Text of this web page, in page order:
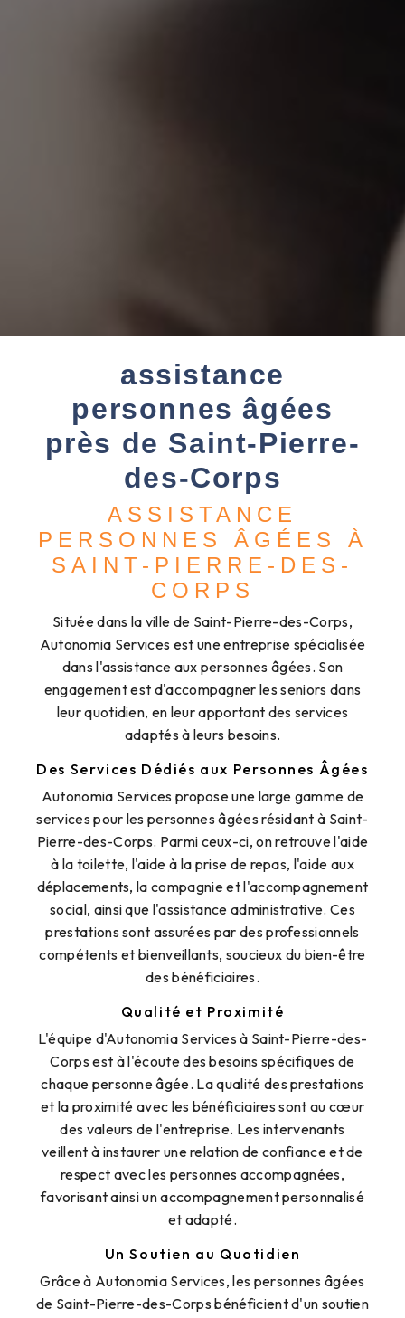
assistance
personnes âgées
près de Saint-Pierre-
des-Corps
ASSISTANCE
PERSONNES ÂGÉES À
SAINT-PIERRE-DES-
CORPS
Située dans la ville de Saint-Pierre-des-Corps,
Autonomia Services est une entreprise spécialisée
dans l'assistance aux personnes âgées. Son
engagement est d'accompagner les seniors dans
leur quotidien, en leur apportant des services
adaptés à leurs besoins.
Des Services Dédiés aux Personnes Âgées
Autonomia Services propose une large gamme de
services pour les personnes âgées résidant à Saint-
Pierre-des-Corps. Parmi ceux-ci, on retrouve l'aide
à la toilette, l'aide à la prise de repas, l'aide aux
déplacements, la compagnie et l'accompagnement
social, ainsi que l'assistance administrative. Ces
prestations sont assurées par des professionnels
compétents et bienveillants, soucieux du bien-être
des bénéficiaires.
Qualité et Proximité
L'équipe d'Autonomia Services à Saint-Pierre-des-
Corps est à l'écoute des besoins spécifiques de
chaque personne âgée. La qualité des prestations
et la proximité avec les bénéficiaires sont au cœur
des valeurs de l'entreprise. Les intervenants
veillent à instaurer une relation de confiance et de
respect avec les personnes accompagnées,
favorisant ainsi un accompagnement personnalisé
et adapté.
Un Soutien au Quotidien
Grâce à Autonomia Services, les personnes âgées
de Saint-Pierre-des-Corps bénéficient d'un soutien